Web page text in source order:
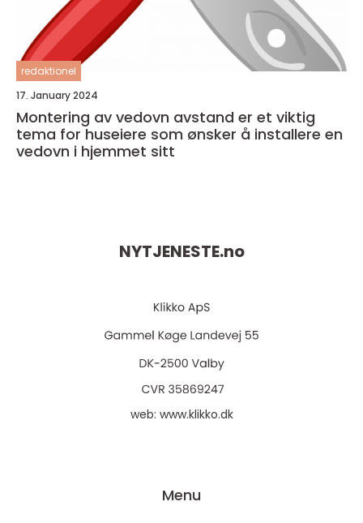
redaktionel
17. January 2024
Montering av vedovn avstand er et viktig
tema for huseiere som ønsker å installere en
vedovn i hjemmet sitt
NYTJENESTE.no
web: www.klikko.dk
Menu